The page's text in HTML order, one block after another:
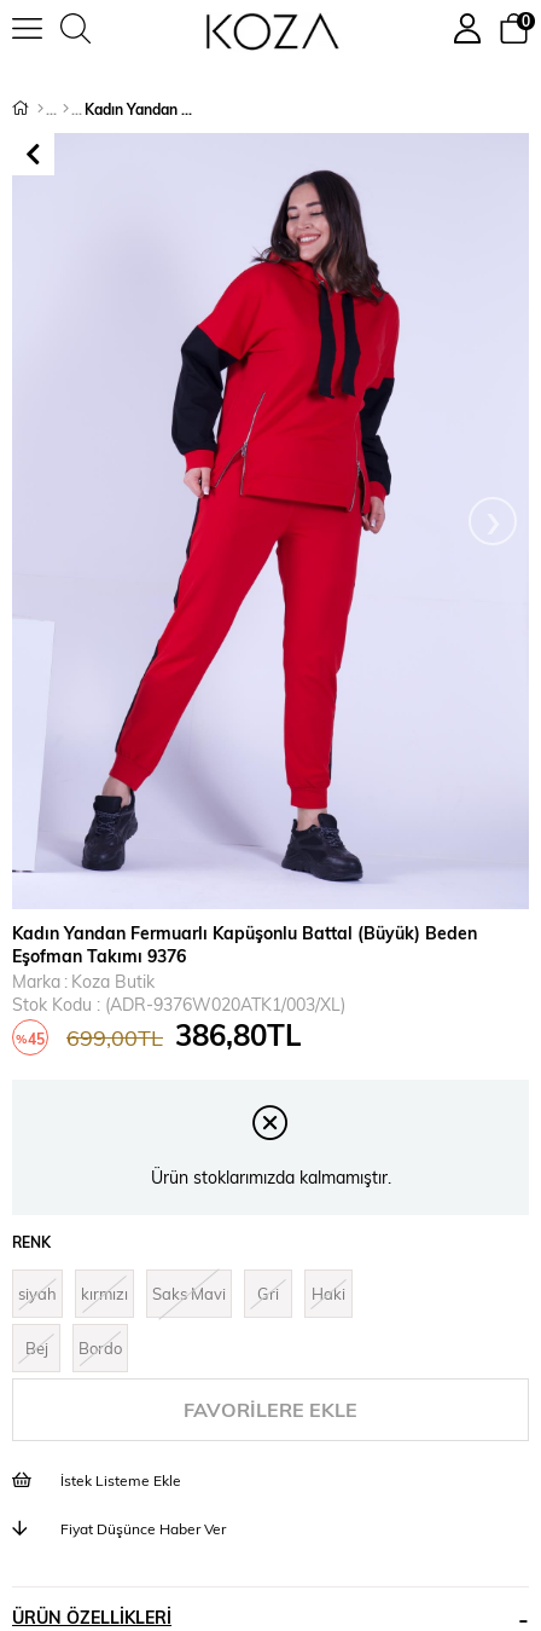
0
Kadın Yandan Fermuarlı Kapüşonlu Battal (Büyük) Beden Eşofman Takımı 9376
Kadın Yandan Fermuarlı Kapüşonlu Battal (Büyük) Beden
Eşofman Takımı 9376
Marka : Koza Butik
Stok Kodu
(ADR-9376W020ATK1/003/XL)
%45 699,00TL 386,80TL
Ürün stoklarımızda kalmamıştır.
RENK
siyah kırmızı Saks Mavi Gri Haki
Bej Bordo
FAVORILERE EKLE
İstek Listeme Ekle
Fiyat Düşünce Haber Ver
ÜRÜN ÖZELLIKLERI